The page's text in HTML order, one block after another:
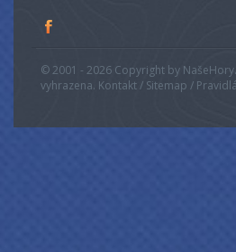
© 2001 - 2026 Copyright by
vyhrazena. Kontakt / Sitemap /